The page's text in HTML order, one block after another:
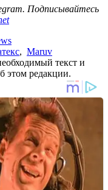
Подписывайтесь
, Maruv
текст и
этом редакции.